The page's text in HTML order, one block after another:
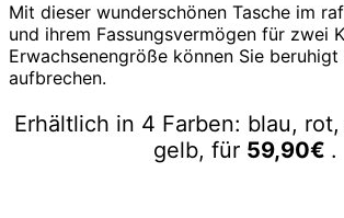
Mit dieser wunderschönen Tasche im
und ihrem Fassungsvermögen für zwei
Erwachsenengröße können Sie
aufbrechen.
Erhältlich in 4 Farben: blau,
gelb, für 59,90€ .